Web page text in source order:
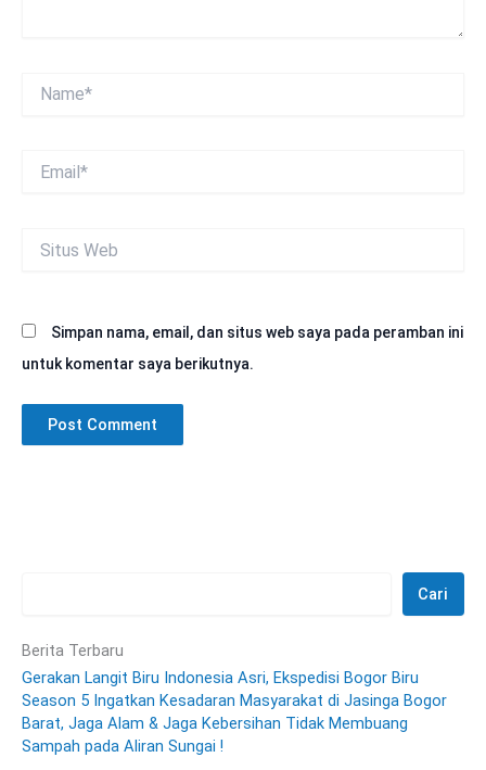
Web
Simpan nama, email, dan situs web saya pada peramban ini
untuk komentar saya berikutnya.
Cari
Berita Terbaru
Gerakan Langit Biru Indonesia Asri, Ekspedisi Bogor Biru
Season 5 Ingatkan Kesadaran Masyarakat di Jasinga Bogor
Barat, Jaga Alam & Jaga Kebersihan Tidak Membuang
Sampah pada Aliran Sungai !